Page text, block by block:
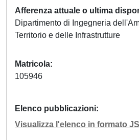
Afferenza attuale o ultima
Dipartimento di Ingegneria
Territorio e delle Infrastrutture
Matricola
105946
Elenco pubblicazioni
Visualizza l'elenco in formato